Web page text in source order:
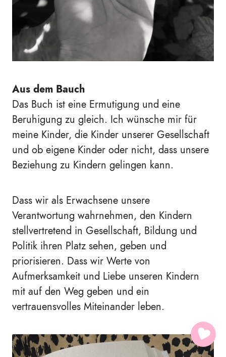
Aus dem Bauch
Das Buch ist eine Ermutigung und eine
Beruhigung zu gleich. Ich wünsche mir für
meine Kinder, die Kinder unserer Gesellschaft
und ob eigene Kinder oder nicht, dass unsere
Beziehung zu Kindern gelingen kann.
Dass wir als Erwachsene unsere
Verantwortung wahrnehmen, den Kindern
stellvertretend in Gesellschaft, Bildung und
Politik ihren Platz sehen, geben und
priorisieren. Dass wir Werte von
Aufmerksamkeit und Liebe unseren Kindern
mit auf den Weg geben und ein
vertrauensvolles Miteinander leben.